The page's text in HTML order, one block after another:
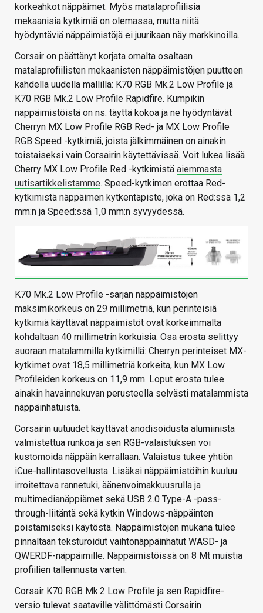
korkeahkot näppäimet. Myös matalaprofiilisia
mekaanisia kytkimiä on olemassa, mutta niitä
hyödyntäviä näppäimistöjä ei juurikaan näy markkinoilla.
Corsair on päättänyt korjata omalta osaltaan
matalaprofiilisten mekaanisten näppäimistöjen puutteen
kahdella uudella mallilla: K70 RGB Mk.2 Low Profile ja
K70 RGB Mk.2 Low Profile Rapidfire. Kumpikin
näppäimistöistä on ns. täyttä kokoa ja ne hyödyntävät
Cherryn MX Low Profile RGB Red- ja MX Low Profile
RGB Speed -kytkimiä, joista jälkimmäinen on ainakin
toistaiseksi vain Corsairin käytettävissä. Voit lukea lisää
Cherry MX Low Profile Red -kytkimistä aiemmasta
uutisartikkelistamme. Speed-kytkimen erottaa Red-
kytkimistä näppäimen kytkentäpiste, joka on Red:ssä 1,2
mm:n ja Speed:ssä 1,0 mm:n syvyydessä.
K70 Mk.2 Low Profile -sarjan näppäimistöjen
maksimikorkeus on 29 millimetriä, kun perinteisiä
kytkimiä käyttävät näppäimistöt ovat korkeimmalta
kohdaltaan 40 millimetrin korkuisia. Osa erosta selittyy
suoraan matalammilla kytkimillä: Cherryn perinteiset MX-
kytkimet ovat 18,5 millimetriä korkeita, kun MX Low
Profileiden korkeus on 11,9 mm. Loput erosta tulee
ainakin havainnekuvan perusteella selvästi matalammista
näppäinhatuista.
Corsairin uutuudet käyttävät anodisoidusta alumiinista
valmistettua runkoa ja sen RGB-valaistuksen voi
kustomoida näppäin kerrallaan. Valaistus tukee yhtiön
iCue-hallintasovellusta. Lisäksi näppäimistöihin kuuluu
irroitettava rannetuki, äänenvoimakkuusrulla ja
multimedianäppiämet sekä USB 2.0 Type-A -pass-
through-liitäntä sekä kytkin Windows-näppäinten
poistamiseksi käytöstä. Näppäimistöjen mukana tulee
pinnaltaan teksturoidut vaihtonäppäinhatut WASD- ja
QWERDF-näppäimille. Näppäimistöissä on 8 Mt muistia
profiilien tallennusta varten.
Corsair K70 RGB Mk.2 Low Profile ja sen Rapidfire-
versio tulevat saataville välittömästi Corsairin